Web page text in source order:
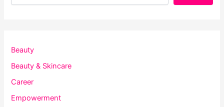
Beauty
Beauty & Skincare
Career
Empowerment